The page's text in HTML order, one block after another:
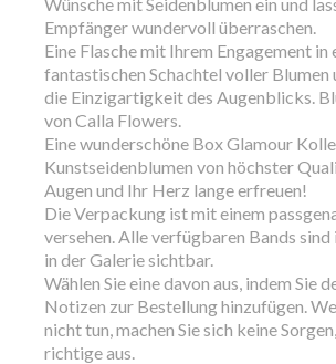
Empfänger wundervoll überraschen.
Eine Flasche mit Ihrem Engagement in
fantastischen Schachtel voller
die Einzigartigkeit des Augenblicks.
von Calla Flowers.
Eine wunderschöne Box Glamour
Kunstseidenblumen von höchster
Augen und Ihr Herz lange erfreuen!
Die Verpackung ist mit einem
versehen. Alle verfügbaren Bands sind
in der Galerie sichtbar.
Wählen Sie eine davon aus, indem Sie
Notizen zur Bestellung hinzufügen.
nicht tun, machen Sie sich keine
richtige aus.